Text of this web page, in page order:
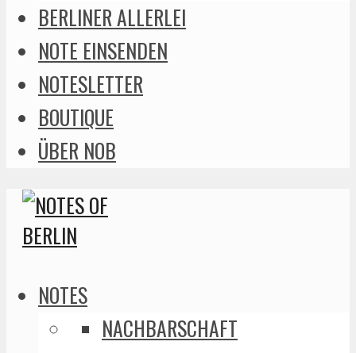
BERLINER ALLERLEI
NOTE EINSENDEN
NOTESLETTER
BOUTIQUE
ÜBER NOB
NOTES
NACHBARSCHAFT